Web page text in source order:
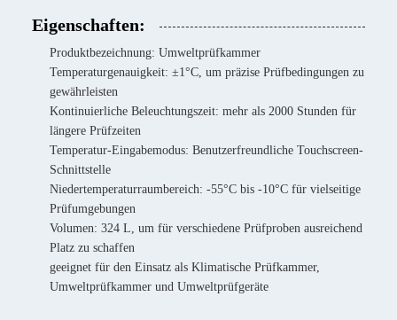
Eigenschaften:
Produktbezeichnung: Umweltprüfkammer
Temperaturgenauigkeit: ±1°C, um präzise Prüfbedingungen zu
gewährleisten
Kontinuierliche Beleuchtungszeit: mehr als 2000 Stunden für
längere Prüfzeiten
Temperatur-Eingabemodus: Benutzerfreundliche Touchscreen-
Schnittstelle
Niedertemperaturraumbereich: -55°C bis -10°C für vielseitige
Prüfumgebungen
Volumen: 324 L, um für verschiedene Prüfproben ausreichend
Platz zu schaffen
geeignet für den Einsatz als Klimatische Prüfkammer,
Umweltprüfkammer und Umweltprüfgeräte